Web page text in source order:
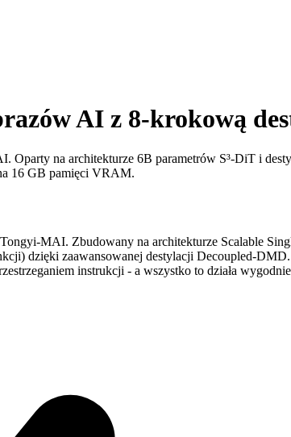
AI z 8-krokową
na architekturze 6B parametrów S³-DiT i
16 GB pamięci VRAM.
MAI. Zbudowany na architekturze Scalable
dzięki zaawansowanej destylacji Decoupled-
instrukcji - a wszystko to działa